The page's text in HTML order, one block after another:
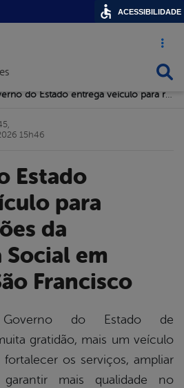
Acesso
Governo do Estado entrega veículo para reforçar ações da Assistência Social em Belém do São Francisco
para
da
Social em
Francisco
15h46
Governo do Estado de
gratidão, mais um veículo
os serviços, ampliar
mais qualidade no
ACESSIBILIDADE